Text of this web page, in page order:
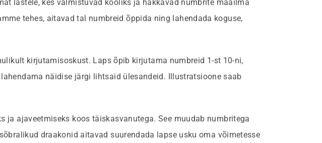
lastele, kes valmistuvad kooliks ja hakkavad numbrite maailma
tehes, aitavad tal numbreid õppida ning lahendada koguse,
kirjutamisoskust. Laps õpib kirjutama numbreid 1-st 10-ni,
näidise järgi lihtsaid ülesandeid. Illustratsioone saab
ja ajaveetmiseks koos täiskasvanutega. See muudab numbritega
draakonid aitavad suurendada lapse usku oma võimetesse